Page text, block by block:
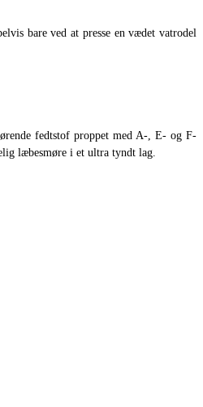
bare ved at presse en vædet vatrodel
fedtstof proppet med A-, E- og F-
læbesmøre i et ultra tyndt lag.